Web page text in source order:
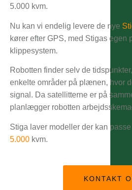
5.000 kvm.
Nu kan vi endelig levere de nye
kører efter GPS, med Stigas egen
klippesystem.
Robotten finder selv de
enkelte områder på plænen, hvor
signal. Da satellitterne er på
planlægger robotten
Stiga laver modeller der kan passe
5.000 kvm.
KONTAKT